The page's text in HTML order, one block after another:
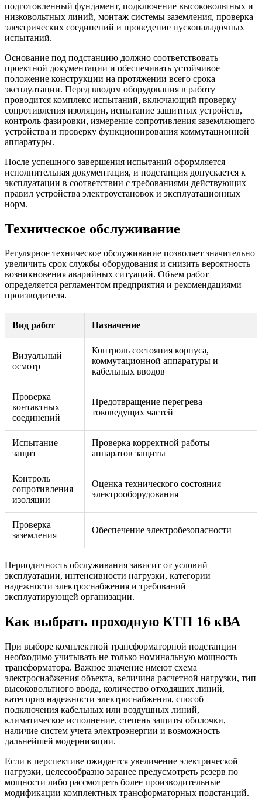
подготовленный фундамент, подключение высоковольтных и
низковольтных линий, монтаж системы заземления, проверка
электрических соединений и проведение пусконаладочных
испытаний.
Основание под подстанцию должно соответствовать
проектной документации и обеспечивать устойчивое
положение конструкции на протяжении всего срока
эксплуатации. Перед вводом оборудования в работу
проводится комплекс испытаний, включающий проверку
сопротивления изоляции, испытание защитных устройств,
контроль фазировки, измерение сопротивления заземляющего
устройства и проверку функционирования коммутационной
аппаратуры.
После успешного завершения испытаний оформляется
исполнительная документация, и подстанция допускается к
эксплуатации в соответствии с требованиями действующих
правил устройства электроустановок и эксплуатационных
норм.
Техническое обслуживание
Регулярное техническое обслуживание позволяет значительно
увеличить срок службы оборудования и снизить вероятность
возникновения аварийных ситуаций. Объем работ
определяется регламентом предприятия и рекомендациями
производителя.
Вид работ Назначение
Визуальный
осмотр
Контроль состояния корпуса,
коммутационной аппаратуры и
кабельных вводов
Проверка
контактных
соединений
Предотвращение перегрева
токоведущих частей
Испытание
защит
Проверка корректной работы
аппаратов защиты
Контроль
сопротивления
изоляции
Оценка технического состояния
электрооборудования
Проверка
заземления
Обеспечение электробезопасности
Периодичность обслуживания зависит от условий
эксплуатации, интенсивности нагрузки, категории
надежности электроснабжения и требований
эксплуатирующей организации.
Как выбрать проходную КТП 16 кВА
При выборе комплектной трансформаторной подстанции
необходимо учитывать не только номинальную мощность
трансформатора. Важное значение имеют схема
электроснабжения объекта, величина расчетной нагрузки, тип
высоковольтного ввода, количество отходящих линий,
категория надежности электроснабжения, способ
подключения кабельных или воздушных линий,
климатическое исполнение, степень защиты оболочки,
наличие систем учета электроэнергии и возможность
дальнейшей модернизации.
Если в перспективе ожидается увеличение электрической
нагрузки, целесообразно заранее предусмотреть резерв по
мощности либо рассмотреть более производительные
модификации комплектных трансформаторных подстанций.